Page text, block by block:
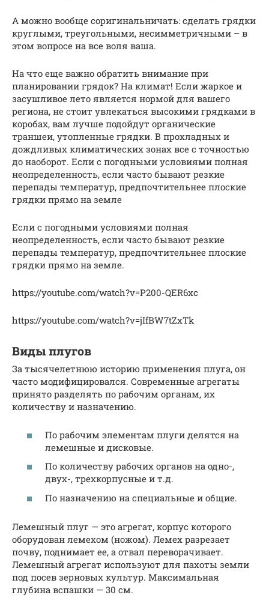
А можно вообще соригинальничать: сделать грядки
круглыми, треугольными, несимметричными – в
этом вопросе на все воля ваша.
На что еще важно обратить внимание при
планировании грядок? На климат! Если жаркое и
засушливое лето является нормой для вашего
региона, не стоит увлекаться высокими грядками в
коробах, вам лучше подойдут органические
траншеи, утопленные грядки. В прохладных и
дождливых климатических зонах все с точностью
до наоборот. Если с погодными условиями полная
неопределенность, если часто бывают резкие
перепады температур, предпочтительнее плоские
грядки прямо на земле
Если с погодными условиями полная
неопределенность, если часто бывают резкие
перепады температур, предпочтительнее плоские
грядки прямо на земле.
https://youtube.com/watch?v=P200-QER6xc
https://youtube.com/watch?v=jIfBW7tZxTk
Виды плугов
За тысячелетнюю историю применения плуга, он
часто модифицировался. Современные агрегаты
принято разделять по рабочим органам, их
количеству и назначению.
По рабочим элементам плуги делятся на
лемешные и дисковые.
По количеству рабочих органов на одно-,
двух-, трехкорпусные и т.д.
По назначению на специальные и общие.
Лемешный плуг — это агрегат, корпус которого
оборудован лемехом (ножом). Лемех разрезает
почву, поднимает ее, а отвал переворачивает.
Лемешный агрегат используют для пахоты земли
под посев зерновых культур. Максимальная
глубина вспашки — 30 см.